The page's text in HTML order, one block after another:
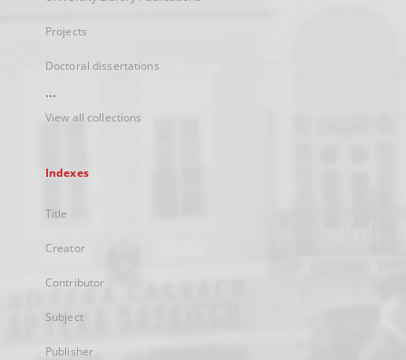
Projects
Doctoral dissertations
...
View all collections
Indexes
Title
Creator
Contributor
Subject
Publisher